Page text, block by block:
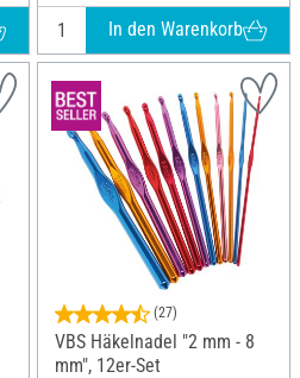
In den Warenkorb
(27)
VBS Häkelnadel "2 mm - 8
mm", 12er-Set